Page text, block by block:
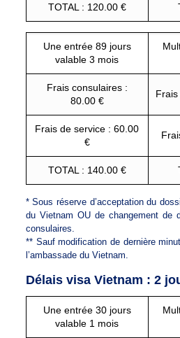
TOTAL : 120.00 €
Une entrée 89 jours
valable 3 mois
Frais consulaires :
80.00 €
Frais de service : 60.00
€
TOTAL : 140.00 €
* Sous réserve d’acceptation du
du Vietnam OU de changement de
consulaires.
** Sauf modification de dernière
l’ambassade du Vietnam.
Délais visa Vietnam : 2
Une entrée 30 jours
valable 1 mois